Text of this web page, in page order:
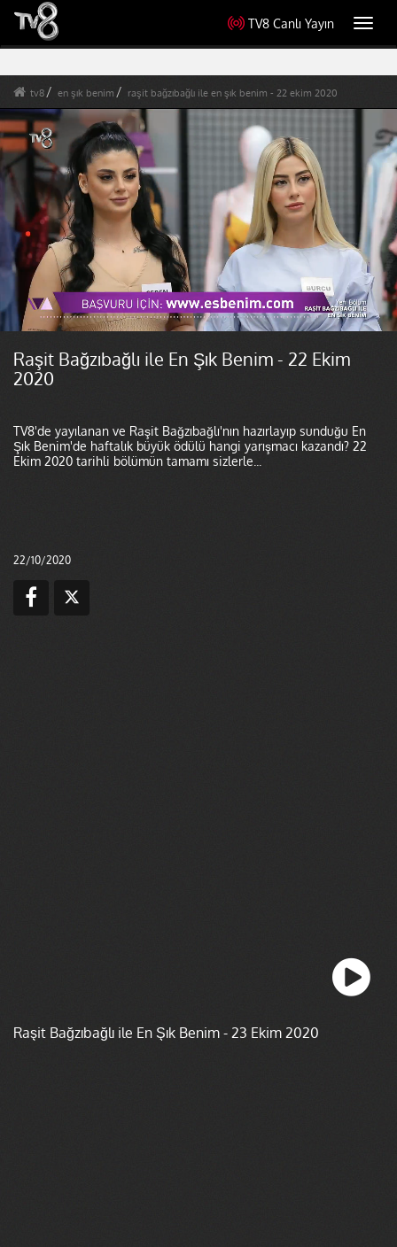
TV8 Canlı Yayın
tv8 en şık benim raşit bağzıbağlı ile en şık benim - 22 ekim 2020
Raşit Bağzıbağlı ile En Şık Benim - 22 Ekim
2020
TV8'de yayılanan ve Raşit Bağzıbağlı'nın hazırlayıp sunduğu En
Şık Benim'de haftalık büyük ödülü hangi yarışmacı kazandı? 22
Ekim 2020 tarihli bölümün tamamı sizlerle...
22/10/2020
Raşit Bağzıbağlı ile En Şık Benim - 23 Ekim 2020